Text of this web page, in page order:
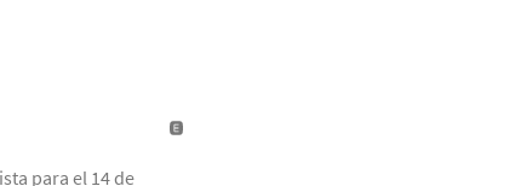
para el 14 de